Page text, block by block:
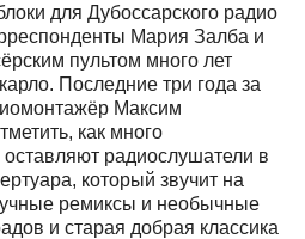
для Дубоссарского радио
Мария Залба и
пультом много лет
Последние три года за
Максим
как много
радиослушатели в
который звучит на
ремиксы и необычные
и старая добрая классика